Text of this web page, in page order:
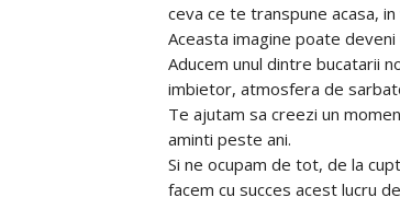
ceva ce te transpune acasa,
Aceasta imagine poate
Aducem unul dintre bucatarii
imbietor, atmosfera de
Te ajutam sa creezi un
aminti peste ani.
Si ne ocupam de tot, de la
facem cu succes acest lucru